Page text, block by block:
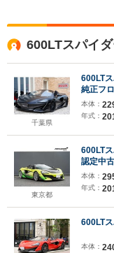
600LTスパイ
千葉県
600LT
純正フ
パーツ
本体：
年式：
東京都
600LT
認定中
本体：
年式：
600LT
本体：